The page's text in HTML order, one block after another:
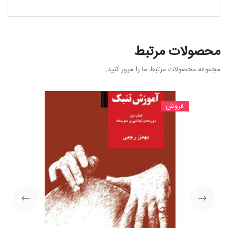
محصولات مرتبط
مجموعه محصولات مرتبط ما را مرور کنید.
فروش